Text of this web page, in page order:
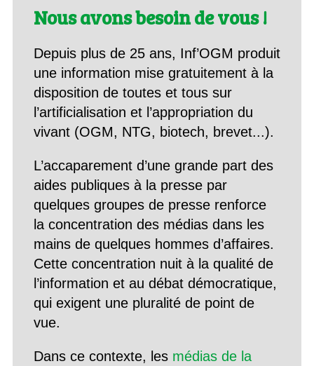
Nous avons besoin de vous !
Depuis plus de 25 ans, Inf’OGM produit
une information mise gratuitement à la
disposition de toutes et tous sur
l’artificialisation et l’appropriation du
vivant (OGM, NTG, biotech, brevet...).
L’accaparement d’une grande part des
aides publiques à la presse par
quelques groupes de presse renforce
la concentration des médias dans les
mains de quelques hommes d’affaires.
Cette concentration nuit à la qualité de
l’information et au débat démocratique,
qui exigent une pluralité de point de
vue.
Dans ce contexte, les médias de la